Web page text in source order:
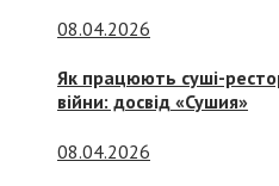
08.04.2026
Як працюють суші-
війни: досвід «Сушия»
08.04.2026